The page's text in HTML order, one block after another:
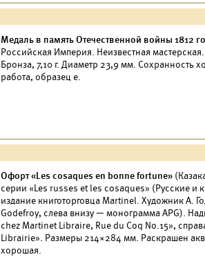
Медаль в память Отечественной войны 1812
Российская Империя. Неизвестная
Бронза, 7,10 г. Диаметр 23,9 мм. Сохранность
работа, образец е.
Офорт «Les cosaques en bonne fortune»
серии «Les russes et les cosaques» (Русские и
издание книготорговца Martinel. Художник А.
Godefroy, слева внизу — монограмма APG).
chez Martinet Libraire, Rue du Coq No.15»,
Librairie». Размеры 214×284 мм. Раскрашен
хорошая.